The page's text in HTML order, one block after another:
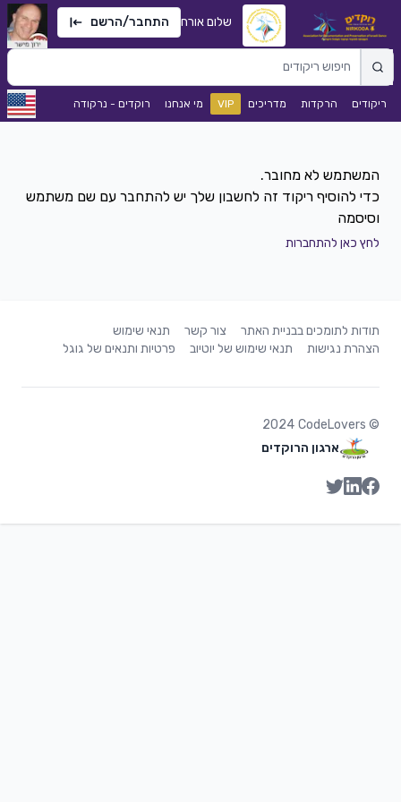
שלום אורח התחבר/הרשם
ריקודים הרקדות מדריכים VIP מי אנחנו רוקדים - נרקודה
כדי להוסיף ריקוד זה לחשבון שלך יש להתחבר עם שם משתמש
וסיסמה
לחץ כאן להתחברות
תודות לתומכים בבניית האתר צור קשר
תנאי שימוש
הצהרת נגישות
תנאי שימוש של יוטיוב פרטיות ותנאים של גוגל
©
2024 CodeLovers
ארגון הרוקדים